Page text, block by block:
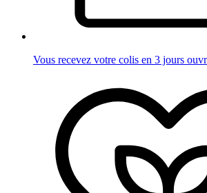
Vous recevez votre colis en 3 jours